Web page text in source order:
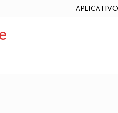
APLICATIVO